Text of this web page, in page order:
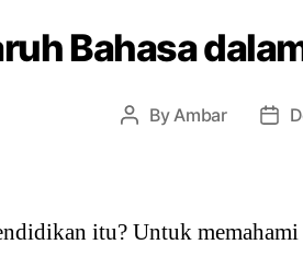
Bahasa
Post
ByAmbar
itu? Untuk